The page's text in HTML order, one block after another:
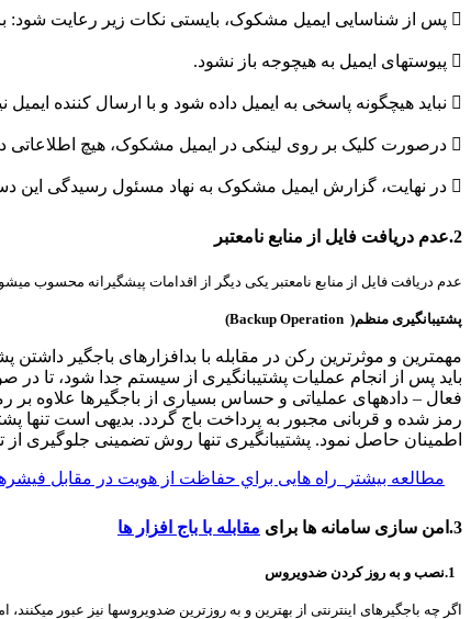
 پس از شناسایی ایمیل مشکوک، بایستی نکات زیر رعایت شود: بر روی لینکهای موجود در ایمیل کلیک نشود.
 پیوستهای ایمیل به هیچوجه باز نشود.
 نباید هیچگونه پاسخی به ایمیل داده شود و با ارسال کننده ایمیل نیز نباید تماس گرفته شود.
 درصورت کلیک بر روی لینکی در ایمیل مشکوک، هیچ اطلاعاتی در وبسایت باز شده وارد نشود.
 در نهایت، گزارش ایمیل مشکوک به نهاد مسئول رسیدگی این دسته از ایمیلها ارسال شود.
2.عدم دریافت فایل از منابع نامعتبر
عدم دریافت فایل از منابع نامعتبر یکی دیگر از اقدامات پیشگیرانه محسوب
پشتیبانگیری منظم( Backup Operation)
مهمترین و موثرترین رکن در مقابله با بدافزارهای باجگیر
باید پس از انجام عملیات پشتیبانگیری از سیستم جدا شود، تا
فعال – دادههای عملیاتی و حساس بسیاری از باجگیرها علاوه بر
رمز شده و قربانی مجبور به پرداخت باج گردد. بدیهی است تنها
اطمینان حاصل نمود. پشتیبانگیری تنها روش تضمینی جلوگیری
مطالعه بیشتر راه هایی براي حفاظت از هویت در مقابل
3.امن سازی سامانه ها برای مقابله با باج افزار ها
اگر چه باجگیرهای اینترنتی از بهترین و به روزترین ضدویروسها نیز عبور